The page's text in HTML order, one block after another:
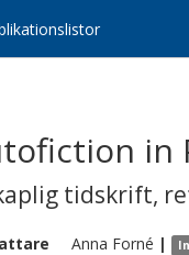
in
tidskrift,
Anna Forné |